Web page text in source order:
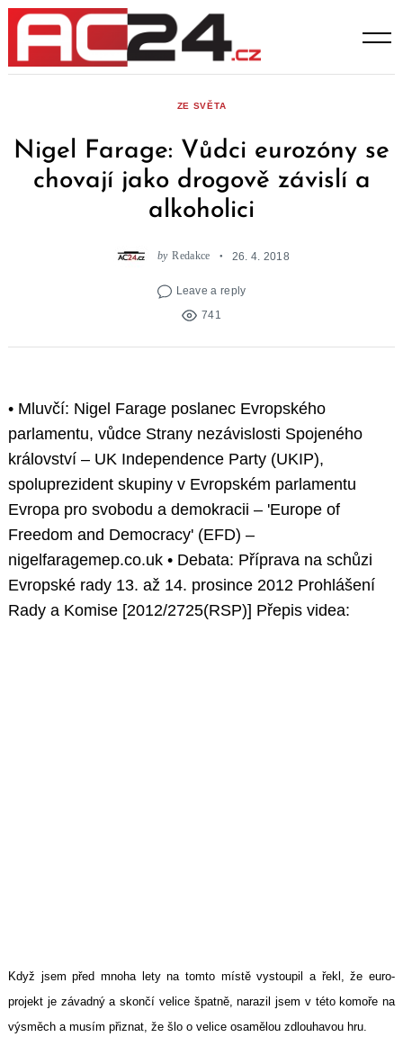
Skip
content
ZE SVĚTA
Nigel Farage: Vůdci eurozóny se
chovají jako drogově závislí a
alkoholici
by Redakce 26. 4. 2018
Leave a reply
741
• Mluvčí: Nigel Farage poslanec Evropského
parlamentu, vůdce Strany nezávislosti Spojeného
království – UK Independence Party (UKIP),
spoluprezident skupiny v Evropském parlamentu
Evropa pro svobodu a demokracii – 'Europe of
Freedom and Democracy' (EFD) –
nigelfaragemep.co.uk • Debata: Příprava na schůzi
Evropské rady 13. až 14. prosince 2012 Prohlášení
Rady a Komise [2012/2725(RSP)] Přepis videa:
Když jsem před mnoha lety na tomto místě vystoupil a řekl, že euro-
projekt je závadný a skončí velice špatně, narazil jsem v této komoře na
výsměch a musím přiznat, že šlo o velice osamělou zdlouhavou hru.